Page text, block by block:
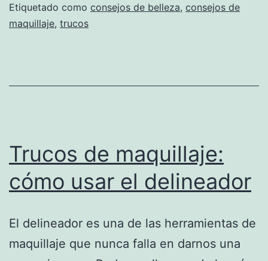
Etiquetado como consejos de belleza, consejos de
maquillaje, trucos
Trucos de maquillaje:
cómo usar el delineador
El delineador es una de las herramientas de
maquillaje que nunca falla en darnos una